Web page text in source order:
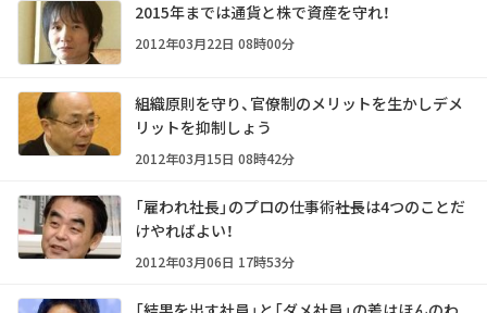
2015年までは通貨と株で資産を守れ！
2012年03月22日 08時00分
組織原則を守り、官僚制のメリットを生かしデメ
リットを抑制しょう
2012年03月15日 08時42分
「雇われ社長」のプロの仕事術――社長は4つのことだ
けやればよい！
2012年03月06日 17時53分